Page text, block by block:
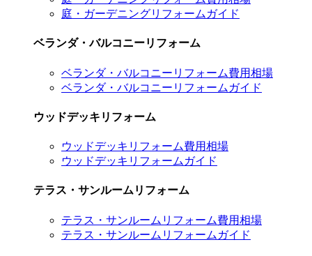
庭・ガーデニングリフォームガイド
ベランダ・バルコニーリフォーム
ベランダ・バルコニーリフォーム費用相場
ベランダ・バルコニーリフォームガイド
ウッドデッキリフォーム
ウッドデッキリフォーム費用相場
ウッドデッキリフォームガイド
テラス・サンルームリフォーム
テラス・サンルームリフォーム費用相場
テラス・サンルームリフォームガイド